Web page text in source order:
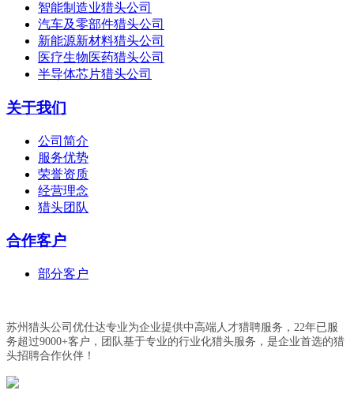
智能制造业猎头公司
汽车及零部件猎头公司
新能源新材料猎头公司
医疗生物医药猎头公司
半导体芯片猎头公司
关于我们
公司简介
服务优势
荣誉资质
经营理念
猎头团队
合作客户
部分客户
苏州猎头公司优仕达专业为企业提供中高端人才猎聘服务，22年已服
务超过9000+客户，团队基于专业的行业化猎头服务，是企业首选的猎
头招聘合作伙伴！